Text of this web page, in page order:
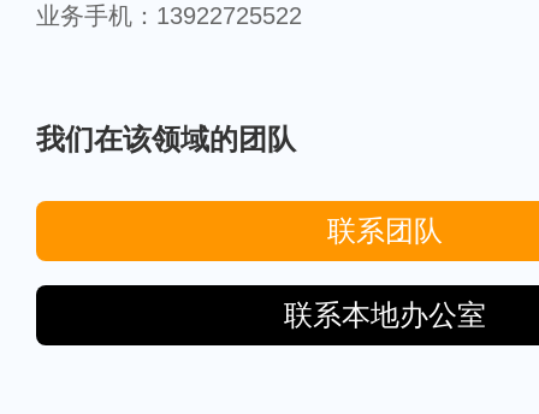
业务手机：13922725522
我们在该领域的团队
联系团队
联系本地办公室